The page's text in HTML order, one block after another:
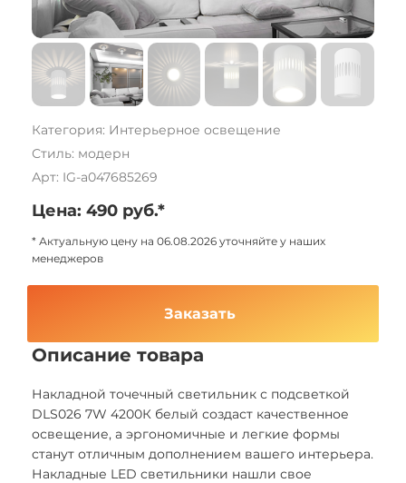
Категория: Интерьерное освещение
Стиль: модерн
Арт: IG-a047685269
Цена: 490 руб.*
* Актуальную цену на 06.08.2026 уточняйте у наших
менеджеров
Заказать
Описание товара
Накладной точечный светильник с подсветкой
DLS026 7W 4200К белый создаст качественное
освещение, а эргономичные и легкие формы
станут отличным дополнением вашего интерьера.
Накладные LED светильники нашли свое